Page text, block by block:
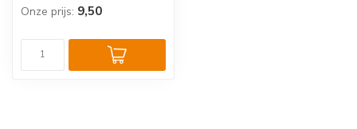
Onze prijs: 9,50